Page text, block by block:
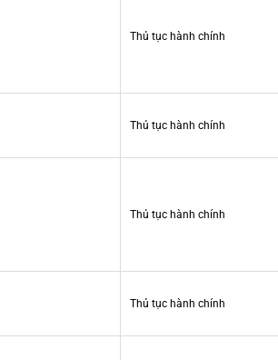
Thủ tục hành chính
Thủ tục hành chính
Thủ tục hành chính
Thủ tục hành chính